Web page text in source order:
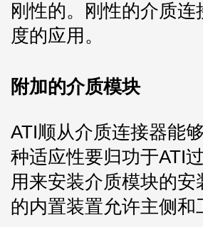
刚性的。刚性的介质
度的应用。
附加的介质模块
ATI顺从介质连接器能
种适应性要归功于ATI
用来安装介质模块的
的内置装置允许主侧